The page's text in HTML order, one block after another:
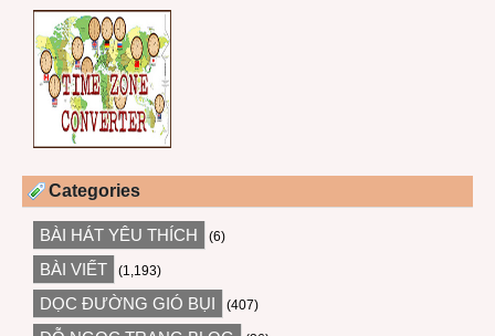
Categories
BÀI HÁT YÊU THÍCH (6)
BÀI VIẾT (1,193)
DỌC ĐƯỜNG GIÓ BỤI (407)